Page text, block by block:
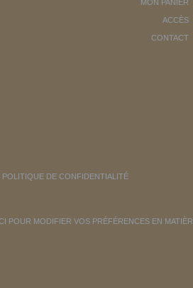
MON PANIER
ACCÈS
CONTACT
POLITIQUE DE CONFIDENTIALITÉ
POUR MODIFIER VOS PRÉFÉRENCES EN